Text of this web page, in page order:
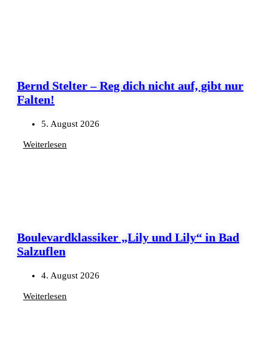
Bernd Stelter – Reg dich nicht auf, gibt nur
Falten!
5. August 2026
Weiterlesen
Boulevardklassiker „Lily und Lily“ in Bad
Salzuflen
4. August 2026
Weiterlesen